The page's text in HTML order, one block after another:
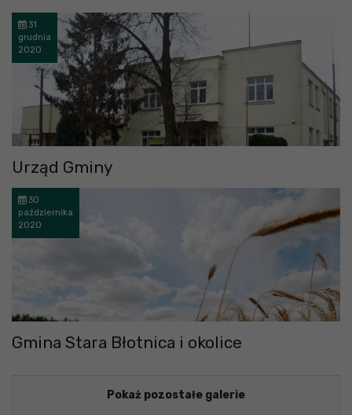
31
grudnia
2020
Urząd Gminy
30
października
2020
Gmina Stara Błotnica i okolice
Pokaż pozostałe galerie